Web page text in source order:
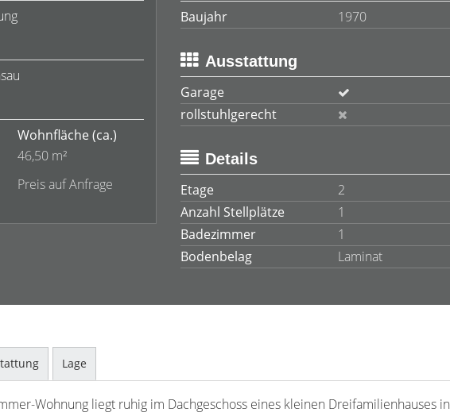
Wohnfläche (ca.)
46,50 m²
Preis auf Anfrage
Baujahr
1970
Ausstattung
Garage
rollstuhlgerecht
Details
Etage
2
Anzahl Stellplätze
1
Badezimmer
1
Bodenbelag
Laminat
Lage
Wohnung liegt ruhig im Dachgeschoss eines kleinen Dreifamilienhauses in